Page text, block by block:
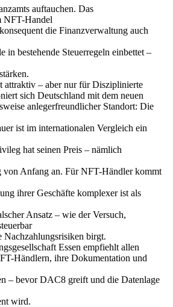
auftauchen. Das
NFT-Handel
die Finanzverwaltung auch
in bestehende Steuerregeln einbettet –
attraktiv – aber nur für Disziplinierte
sich Deutschland mit dem neuen
anlegerfreundlicher Standort: Die
ist im internationalen Vergleich ein
hat seinen Preis – nämlich
von Anfang an. Für NFT-Händler kommt
ihrer Geschäfte komplexer ist als
Ansatz – wie der Versuch,
Nachzahlungsrisiken birgt.
Essen empfiehlt allen
Händlern, ihre Dokumentation und
– bevor DAC8 greift und die Datenlage
wird.